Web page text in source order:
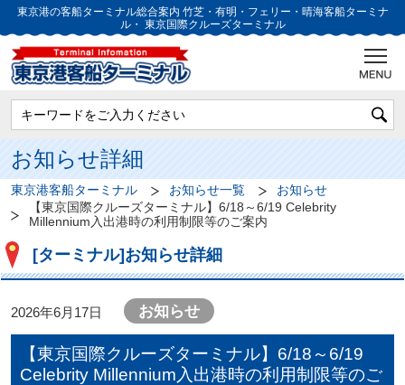
東京港の客船ターミナル総合案内 竹芝・有明・フェリー・晴海客船ターミナ
ル・ 東京国際クルーズターミナル
お知らせ詳細
東京港客船ターミナル お知らせ一覧
お知らせ
【東京国際クルーズターミナル】6/18～6/19 Celebrity
Millennium入出港時の利用制限等のご案内
[ターミナル]お知らせ詳細
2026年6月17日 お知らせ
【東京国際クルーズターミナル】6/18～6/19
Celebrity Millennium入出港時の利用制限等のご